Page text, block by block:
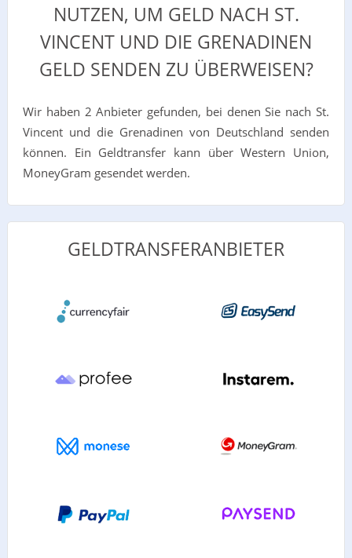
NUTZEN, UM GELD NACH ST.
VINCENT UND DIE GRENADINEN
GELD SENDEN ZU ÜBERWEISEN?
Wir haben 2 Anbieter gefunden, bei denen Sie nach St.
Vincent und die Grenadinen von Deutschland senden
können. Ein Geldtransfer kann über Western Union,
MoneyGram gesendet werden.
GELDTRANSFERANBIETER